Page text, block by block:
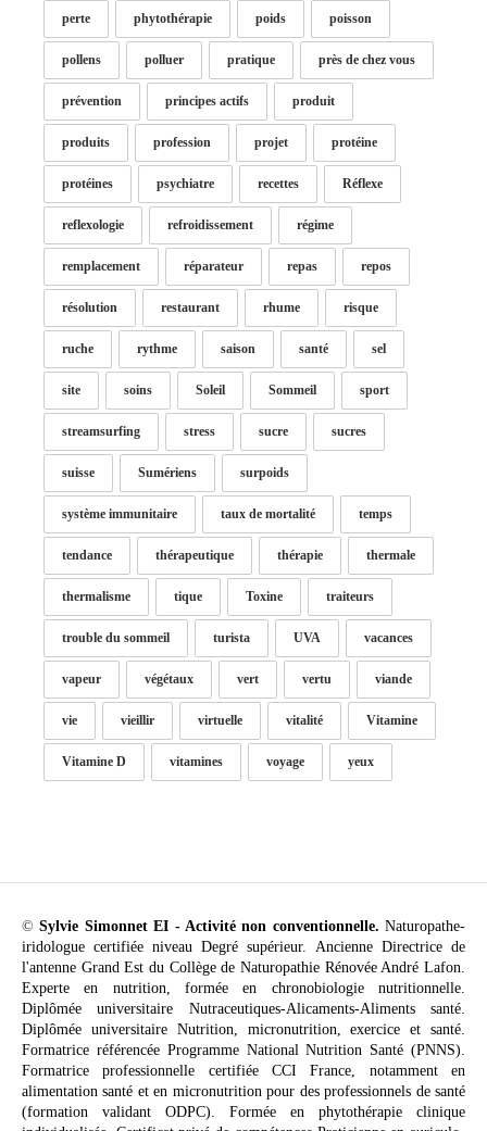
perte phytothérapie poids poisson
pollens polluer pratique près de chez vous
prévention principes actifs produit
produits profession projet protéine
protéines psychiatre recettes Réflexe
reflexologie refroidissement régime
remplacement réparateur repas repos
résolution restaurant rhume risque
ruche rythme saison santé sel
site soins Soleil Sommeil sport
streamsurfing stress sucre sucres
suisse Sumériens surpoids
système immunitaire taux de mortalité temps
tendance thérapeutique thérapie thermale
thermalisme tique Toxine traiteurs
trouble du sommeil turista UVA vacances
vapeur végétaux vert vertu viande
vie vieillir virtuelle vitalité Vitamine
Vitamine D vitamines voyage yeux
©Sylvie Simonnet EI - Activité non conventionnelle. Naturopathe-
iridologue certifiée niveau Degré supérieur. Ancienne Directrice de
l'antenne Grand Est du Collège de Naturopathie Rénovée André Lafon.
Experte en nutrition, formée en chronobiologie nutritionnelle.
Diplômée universitaire Nutraceutiques-Alicaments-Aliments santé.
Diplômée universitaire Nutrition, micronutrition, exercice et santé.
Formatrice référencée Programme National Nutrition Santé (PNNS).
Formatrice professionnelle certifiée CCI France, notamment en
alimentation santé et en micronutrition pour des professionnels de santé
(formation validant ODPC). Formée en phytothérapie clinique